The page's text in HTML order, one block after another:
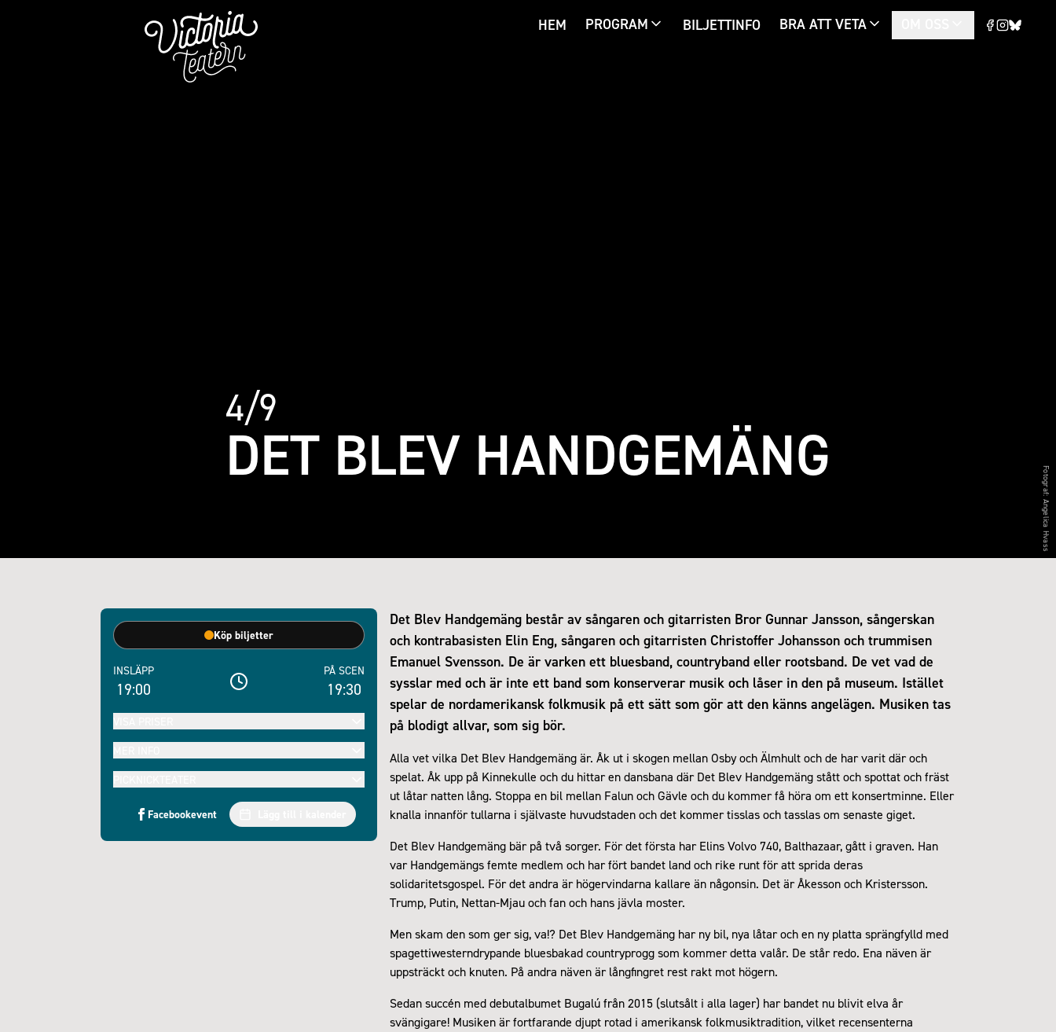
HEM PROGRAM BILJETTINFO BRA ATT VETA
4/9
DET BLEV HANDGEMÄNG Fotograf:
Angelica Hvass
Det Blev Handgemäng består av sångaren och gitarristen Bror Gunnar Jansson, sångerskan
och kontrabasisten Elin Eng, sångaren och gitarristen Christoffer Johansson och trummisen
Emanuel Svensson. De är varken ett bluesband, countryband eller rootsband. De vet vad de
sysslar med och är inte ett band som konserverar musik och låser in den på museum. Istället
spelar de nordamerikansk folkmusik på ett sätt som gör att den känns angelägen. Musiken tas
på blodigt allvar, som sig bör.
Alla vet vilka Det Blev Handgemäng är. Åk ut i skogen mellan Osby och Älmhult och de har varit där och
spelat. Åk upp på Kinnekulle och du hittar en dansbana där Det Blev Handgemäng stått och spottat och fräst
ut låtar natten lång. Stoppa en bil mellan Falun och Gävle och du kommer få höra om ett konsertminne. Eller
knalla innanför tullarna i självaste huvudstaden och det kommer tisslas och tasslas om senaste giget.
Det Blev Handgemäng bär på två sorger. För det första har Elins Volvo 740, Balthazaar, gått i graven. Han
var Handgemängs femte medlem och har fört bandet land och rike runt för att sprida deras
solidaritetsgospel. För det andra är högervindarna kallare än någonsin. Det är Åkesson och Kristersson.
Trump, Putin, Nettan-Mjau och fan och hans jävla moster.
Men skam den som ger sig, va!? Det Blev Handgemäng har ny bil, nya låtar och en ny platta sprängfylld med
spagettiwesterndrypande bluesbakad countryprogg som kommer detta valår. De står redo. Ena näven är
uppsträckt och knuten. På andra näven är långfingret rest rakt mot högern.
Sedan succén med debutalbumet Bugalú från 2015 (slutsålt i alla lager) har bandet nu blivit elva år
svängigare! Musiken är fortfarande djupt rotad i amerikansk folkmusiktradition, vilket recensenterna
Köp biljetter
INSLÄPP
19:00
PÅ SCEN
19:30
Facebookevent